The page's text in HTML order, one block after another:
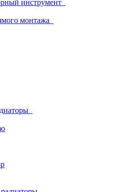
инструмент
монтажа